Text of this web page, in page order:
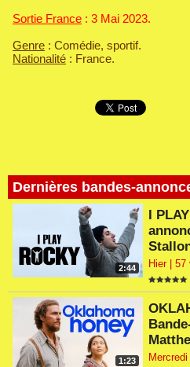
Dernières bandes-
2:44
I
Hier | 57
1:23
Sortie France : 3 Mai 2023.
Genre : Comédie, sportif.
Nationalité : France.